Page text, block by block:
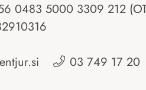
0483 5000 3309 212
03 749 17 20